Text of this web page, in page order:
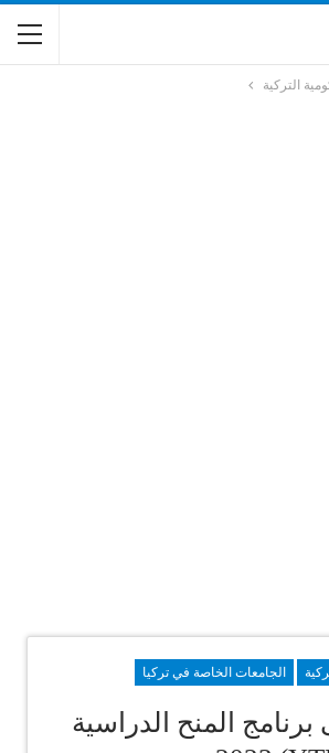
التركية
الجامعات الخاصة في تركيا
برنامج المنح الدراسية